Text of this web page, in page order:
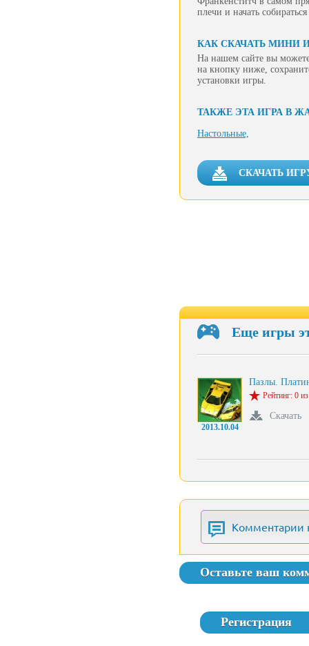
плечи и начать
КАК СКАЧАТЬ МИНИ
На нашем сайте вы
на кнопку ниже,
установки игры.
ТАКЖЕ ЭТА ИГРА В
Настольные,
СКАЧАТЬ
Еще игры
2013.10.04
Пазлы.
Рейтинг: 0
Скачать
Комментарии
Оставьте ваш
Регистрация